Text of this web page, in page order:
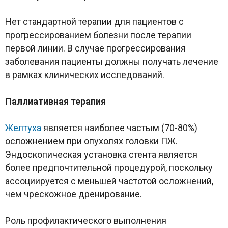
Нет стандартной терапии для пациентов с
прогрессированием болезни после терапии
первой линии. В случае прогрессирования
заболевания пациенты должны получать лечение
в рамках клинических исследований.
Паллиативная терапия
Желтухаявляется наиболее частым (70-80%)
осложнением при опухолях головки ПЖ.
Эндоскопическая установка стента является
более предпочтительной процедурой, поскольку
ассоциируется с меньшей частотой осложнений,
чем чрескожное дренирование.
Роль профилактического выполнения